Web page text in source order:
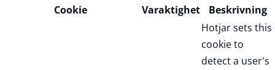
Cookie
Varaktighet Beskrivning
Hotjar sets this
cookie to
detect a user's